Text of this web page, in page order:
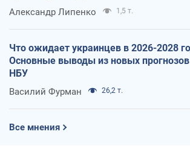
Александр Липенко 1,5 т.
Что ожидает украинцев в 2026-2028
Основные выводы из новых
НБУ
Василий Фурман 26,2 т.
Все мнения